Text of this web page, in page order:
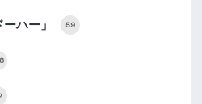
ハー」 59